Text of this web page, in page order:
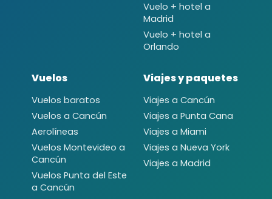
Vuelo + hotel a
Madrid
Vuelo + hotel a
Orlando
Vuelos
Vuelos baratos
Vuelos a Cancún
Aerolíneas
Vuelos Montevideo a
Cancún
Vuelos Punta del Este
a Cancún
Viajes y paquetes
Viajes a Cancún
Viajes a Punta Cana
Viajes a Miami
Viajes a Nueva York
Viajes a Madrid